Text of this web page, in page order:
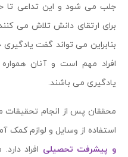
جلب می شود و این تداعی تا
برای ارتقای دانش تلاش می
بنابراین می تواند گفت
افراد مهم است و آنان همواره
یادگیری می باشند.
محققان پس از انجام تحقیقات
استفاده از وسایل و لوازم کمک
و پیشرفت تحصیلی افراد